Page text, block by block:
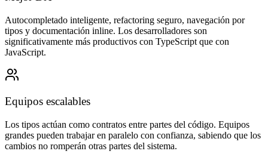
Autocompletado inteligente, refactoring seguro, navegación por
tipos y documentación inline. Los desarrolladores son
significativamente más productivos con TypeScript que con
JavaScript.
Equipos escalables
Los tipos actúan como contratos entre partes del código. Equipos
grandes pueden trabajar en paralelo con confianza, sabiendo que los
cambios no romperán otras partes del sistema.